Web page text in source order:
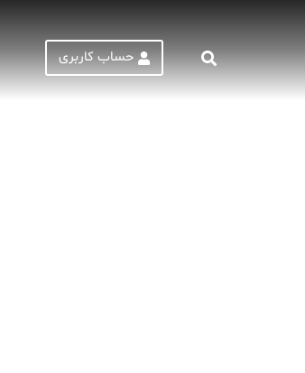
حساب کاربری